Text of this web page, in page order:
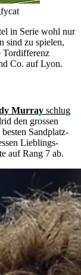
in Serie wohl nur
sind zu spielen,
Tordifferenz
Co. auf Lyon.
Murray schlug
den grossen
Sandplatz-
Lieblings-
auf Rang 7 ab.